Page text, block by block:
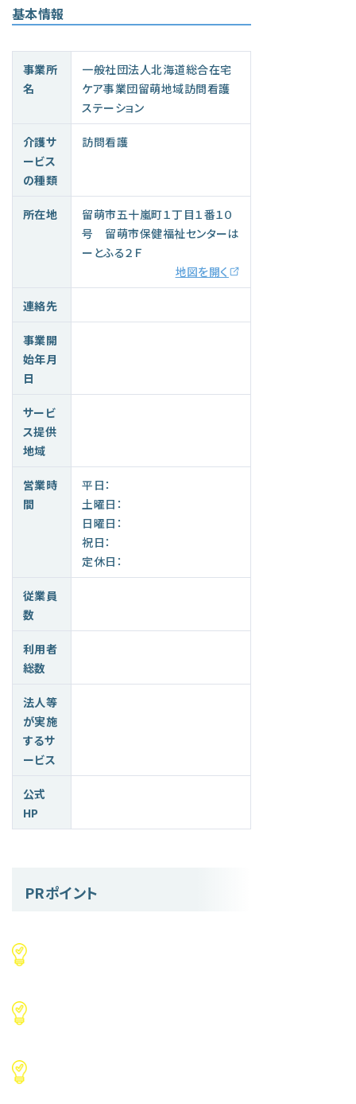
基本情報
事業所
名
一般社団法人北海道総合在宅
ケア事業団留萌地域訪問看護
ステーション
介護サ
ービス
の種類
訪問看護
所在地
留萌市五十嵐町１丁目１番１０
号 留萌市保健福祉センターは
ーとふる２Ｆ
地図を開く
連絡先
事業開
始年月
日
サービ
ス提供
地域
営業時
間
平日：
土曜日：
日曜日：
祝日：
定休日：
従業員
数
利用者
総数
法人等
が実施
するサ
ービス
公式
HP
PRポイント